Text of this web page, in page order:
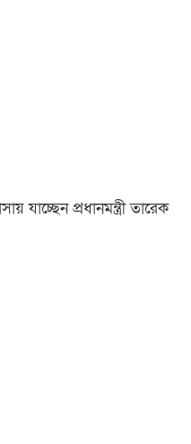
যাচ্ছেন প্রধানমন্ত্রী তারেক